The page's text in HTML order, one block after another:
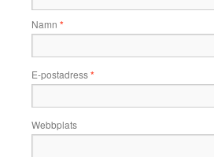
Namn *
E-postadress*
Webbplats